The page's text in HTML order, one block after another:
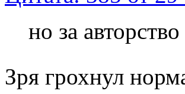
но за
Зря грохнул